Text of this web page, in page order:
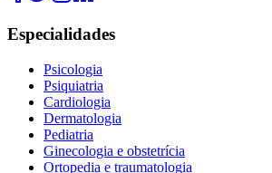
Especialidades
Psicologia
Psiquiatria
Cardiologia
Dermatologia
Pediatria
Ginecologia e obstetrícia
Ortopedia e traumatologia